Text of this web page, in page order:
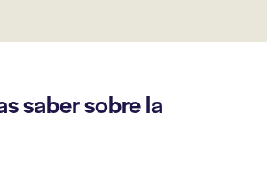
saber sobre la